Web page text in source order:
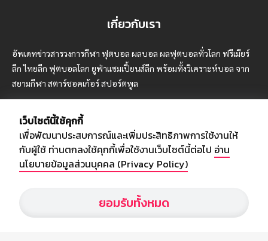
เกี่ยวกับเรา
อัพเดทข่าวสารวงการกีฬา ฟุตบอล ผลบอล ผลฟุตบอลทั่วโลก ฟรีเมียร์
ลีก ไทยลีก ฟุตบอลโลก ยูฟ่าแซมเปี้ยนส์ลีก พร้อมทั้งวิเคราะห์บอล จาก
สยามกีฬา สตาร์ชอคเก้อร์ สปอร์ตพูล
บริษัท สยามสปอร์ต ซินติเคท จำกัด (มหาชน)
เลขที่ 66/26 - 29 ซอยรามอินทรา 40
โทร : 02-5088-000
เว็บไซต์นี้ใช้คุกกี้
เพื่อพัฒนาประสบการณ์และเพิ่มประสิทธิภาพการใช้งานให้
กับผู้ใช้ ท่านตกลงใช้คุกกี้เพื่อใช้งานเว็บไซต์นี้ต่อไป อ่าน
นโยบายข้อมูลส่วนบุคคล (Privacy Policy)
ยอมรับทั้งหมด